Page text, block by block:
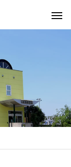
往診(訪問